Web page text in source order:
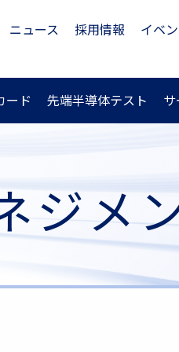
ニュース 採用情報 イベ
ード 先端半導体テスト
ジメ